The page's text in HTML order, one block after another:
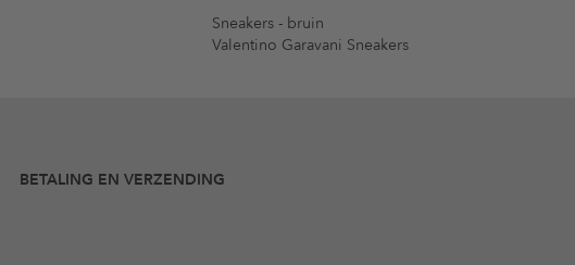
Sneakers - bruin
Valentino Garavani Sneakers
BETALING EN VERZENDING